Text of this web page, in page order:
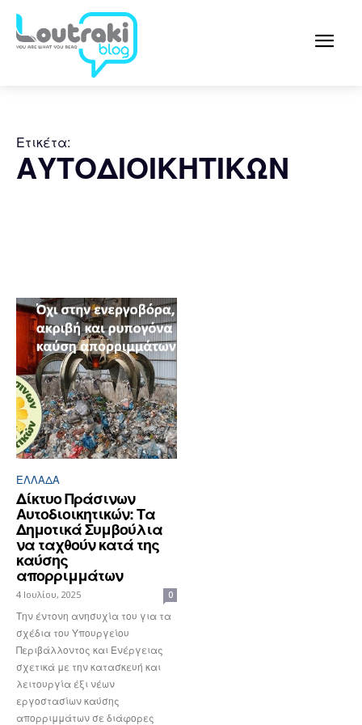
Ετικέτα:
ΑΥΤΟΔΙΟΙΚΗΤΙΚΩΝ
ΕΛΛΆΔΑ
Δίκτυο Πράσινων
Αυτοδιοικητικών: Τα
Δημοτικά Συμβούλια
να ταχθούν κατά της
καύσης
απορριμμάτων
4 Ιουλίου, 2025 0
Την έντονη ανησυχία του για τα
σχέδια του Υπουργείου
Περιβάλλοντος και Ενέργειας
σχετικά με την κατασκευή και
λειτουργία έξι νέων
εργοστασίων καύσης
απορριμμάτων σε διάφορες